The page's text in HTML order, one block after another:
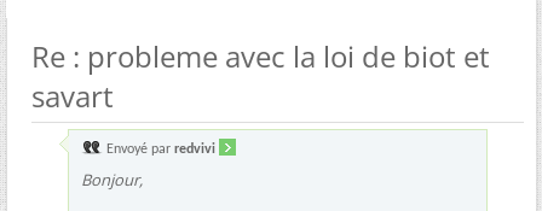
Re : probleme avec la loi de biot et
savart
Envoyé par redvivi
Bonjour,